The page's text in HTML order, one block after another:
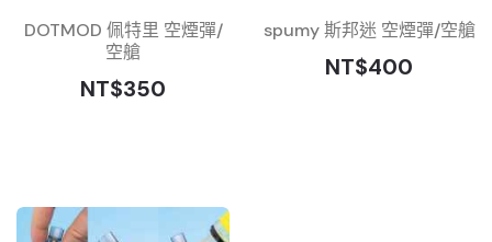
DOTMOD 佩特里 空煙彈/
空艙
NT$350
spumy 斯邦迷 空煙彈/空艙
NT$400